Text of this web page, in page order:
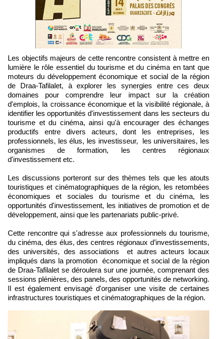
Les objectifs majeurs de cette rencontre consistent à mettre en
lumière le rôle essentiel du tourisme et du cinéma en tant que
moteurs du développement économique et social de la région
de Draa-Tafilalet, à explorer les synergies entre ces deux
domaines pour comprendre leur impact sur la création
d'emplois, la croissance économique et la visibilité régionale, à
identifier les opportunités d'investissement dans les secteurs du
tourisme et du cinéma, ainsi qu'à encourager des échanges
productifs entre divers acteurs, dont les entreprises, les
professionnels, les élus, les investisseur, les universitaires, les
organismes de formation, les centres régionaux
d'investissement etc.
Les discussions porteront sur des thèmes tels que les atouts
touristiques et cinématographiques de la région, les retombées
économiques et sociales du tourisme et du cinéma, les
opportunités d'investissement, les initiatives de promotion et de
développement, ainsi que les partenariats public-privé.
Cette rencontre qui s'adresse aux professionnels du tourisme,
du cinéma, des élus, des centres régionaux d’investissements,
des universités, des associations et autres acteurs locaux
impliqués dans la promotion économique et social de la région
de Draa-Tafilalet se déroulera sur une journée, comprenant des
sessions plénières, des panels, des opportunités de networking.
Il est également envisagé d'organiser une visite de certaines
infrastructures touristiques et cinématographiques de la région.